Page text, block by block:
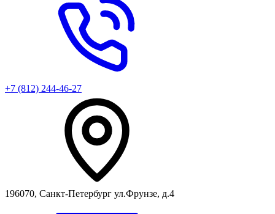
+7 (812) 244-46-27
196070, Санкт-Петербург ул.Фрунзе, д.4